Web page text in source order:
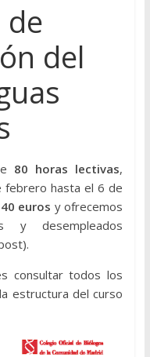
de
del
80 horas lectivas,
febrero hasta el 6 de
euros y ofrecemos
y desempleados
consultar todos los
estructura del curso